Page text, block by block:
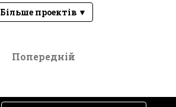
Попередній
Більше проектів ▼